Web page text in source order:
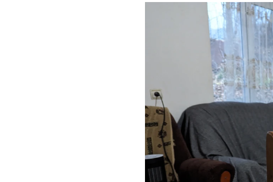
Տեղահանության, տան